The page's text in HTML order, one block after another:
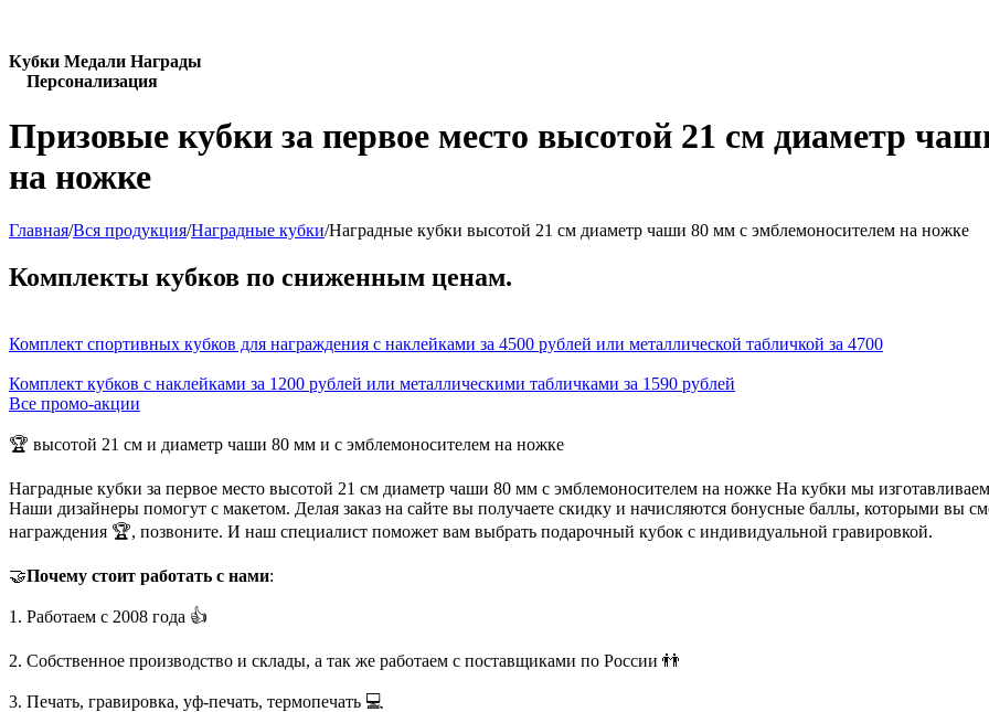
Кубки Медали Награды
Персонализация
Призовые кубки за первое место высотой 21 см диаметр
на ножке
Главная/Вся продукция/Наградные кубки/Наградные кубки высотой 21 см диаметр чаши 80 мм с эмблемоносителем на ножке
Комплекты кубков по сниженным ценам.
Комплект спортивных кубков для награждения с наклейками за 4500 рублей или металлической табличкой за 4700
Комплект кубков с наклейками за 1200 рублей или металлическими табличками за 1590 рублей
Все промо-акции
🏆 высотой 21 см и диаметр чаши 80 мм и с эмблемоносителем на ножке
Наградные кубки за первое место высотой 21 см диаметр чаши 80 мм с эмблемоносителем на ножке На кубки мы
Наши дизайнеры помогут с макетом. Делая заказ на сайте вы получаете скидку и начисляются бонусные баллы, которыми вы
награждения 🏆, позвоните. И наш специалист поможет вам выбрать подарочный кубок с индивидуальной гравировкой.
🤝Почему стоит работать с нами:
1. Работаем с 2008 года 👍
2. Собственное производство и склады, а так же работаем с поставщиками по России 👬
3. Печать, гравировка, уф-печать, термопечать 💻